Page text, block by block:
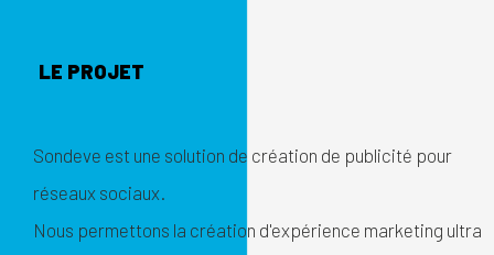
LE PROJET
Sondeve est une solution de création de publicité pour
réseaux sociaux.
Nous permettons la création d'expérience marketing ultra